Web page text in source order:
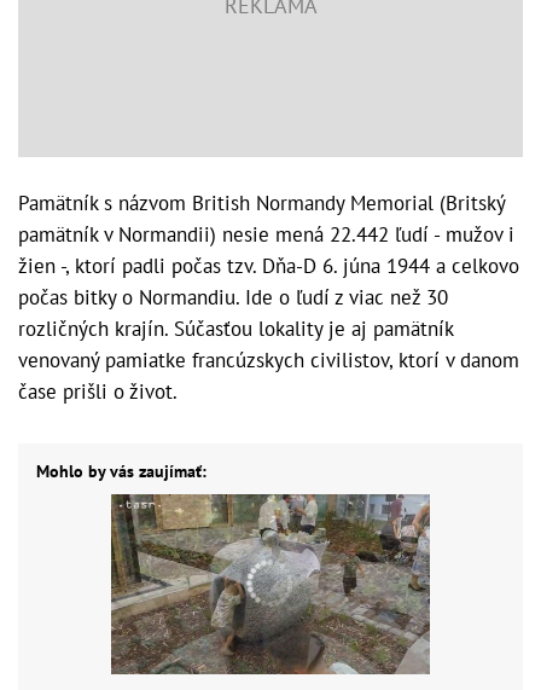
Pamätník s názvom British Normandy Memorial (Britský
pamätník v Normandii) nesie mená 22.442 ľudí - mužov i
žien -, ktorí padli počas tzv. Dňa-D 6. júna 1944 a celkovo
počas bitky o Normandiu. Ide o ľudí z viac než 30
rozličných krajín. Súčasťou lokality je aj pamätník
venovaný pamiatke francúzskych civilistov, ktorí v danom
čase prišli o život.
Mohlo by vás zaujímať: